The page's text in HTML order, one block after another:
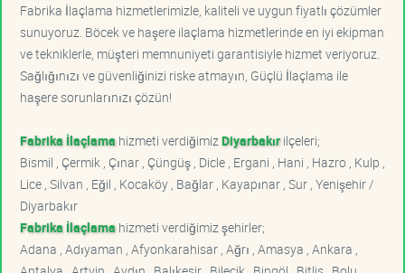
Fabrika İlaçlama hizmetlerimizle, kaliteli ve uygun fiyatlı çözümler
sunuyoruz. Böcek ve haşere ilaçlama hizmetlerinde en iyi ekipman
ve tekniklerle, müşteri memnuniyeti garantisiyle hizmet veriyoruz.
Sağlığınızı ve güvenliğinizi riske atmayın, Güçlü İlaçlama ile
haşere sorunlarınızı çözün!
Fabrika İlaçlama hizmeti verdiğimiz Diyarbakırilçeleri;
Bismil , Çermik , Çınar , Çüngüş , Dicle , Ergani , Hani , Hazro , Kulp ,
Lice , Silvan , Eğil , Kocaköy , Bağlar , Kayapınar , Sur , Yenişehir /
Diyarbakır
Fabrika İlaçlama hizmeti verdiğimiz şehirler;
Adana , Adıyaman , Afyonkarahisar , Ağrı , Amasya , Ankara ,